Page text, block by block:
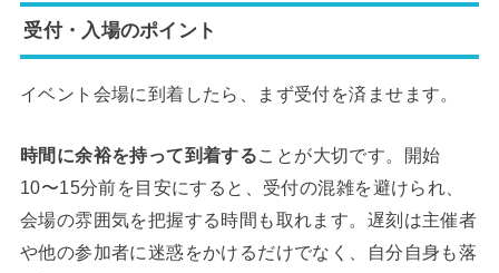
受付・入場のポイント
イベント会場に到着したら、まず受付を済ませます。
時間に余裕を持って到着することが大切です。開始
10〜15分前を目安にすると、受付の混雑を避けられ、
会場の雰囲気を把握する時間も取れます。遅刻は主催者
や他の参加者に迷惑をかけるだけでなく、自分自身も落